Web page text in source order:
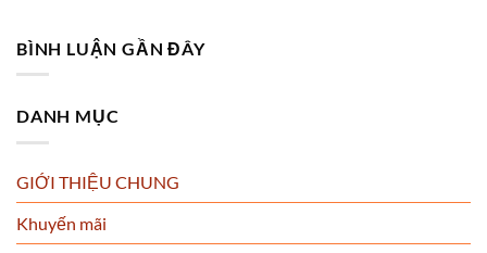
BÌNH LUẬN GẦN ĐÂY
DANH MỤC
GIỚI THIỆU CHUNG
Khuyến mãi